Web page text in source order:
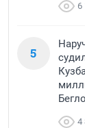
6
5
4